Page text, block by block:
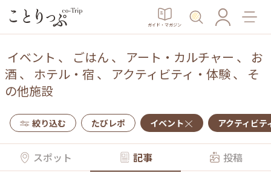
ガイド・マガジン
イベント 、 ごはん 、 アート・カルチャー 、 お
酒 、 ホテル・宿 、 アクティビティ・体験、 そ
の他施設
絞り込む たびレポ イベント アクティビテ
スポット 記事 投稿